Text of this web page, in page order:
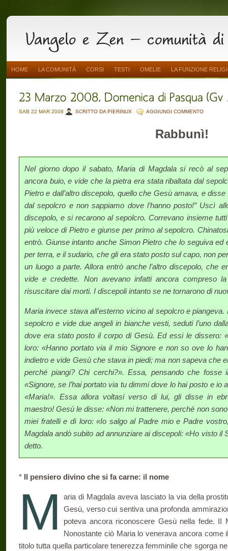
HOME LA COMUNITÀ CORSI TESTI OMELIE LA FUNZIONE
SAB 22 MAR 2008 SCRITTO DA PIERINUX AGGIUNGI COMMENTO
Rabbunì!
Nel giorno dopo il sabato, Maria di Magdala si recò al
ancora buio, e vide che la pietra era stata ribaltata dal
Pietro e dall’altro discepolo, quello che Gesù amava, e
dal sepolcro e non sappiamo dove l’hanno posto!” Uscì
discepolo, e si recarono al sepolcro. Correvano insieme
più veloce di Pietro e giunse per primo al sepolcro.
entrò. Giunse intanto anche Simon Pietro che lo seguiva ed
per terra, e il sudario, che gli era stato posto sul capo, non
un luogo a parte. Allora entrò anche l’altro discepolo, che
vide e credette. Non avevano infatti ancora compreso
risuscitare dai morti. I discepoli intanto se ne tornarono di
Maria invece stava all’esterno vicino al sepolcro e
sepolcro e vide due angeli in bianche vesti, seduti l’uno
dove era stato posto il corpo di Gesù. Ed essi le dissero:
loro: «Hanno portato via il mio Signore e non so ove lo
indietro e vide Gesù che stava in piedi; ma non sapeva che
perché piangi? Chi cerchi?». Essa, pensando che fosse
«Signore, se l’hai portato via tu dimmi dove lo hai posto e io
«Maria!». Essa allora voltasi verso di lui, gli disse in
maestro! Gesù le disse: «Non mi trattenere, perché non
miei fratelli e dì loro: «Io salgo al Padre mio e Padre
Magdala andò subito ad annunziare ai discepoli: «Ho visto il
detto.
* Il pensiero divino che si fa carne: il nome
M
aria di Magdala aveva lasciato la via della
Gesù, verso cui sentiva una profonda
poteva ancora riconoscere Gesù nella fede. II
Nonostante ciò Maria lo venerava ancora come
titolo tutta quella particolare tenerezza femminile che sgorga